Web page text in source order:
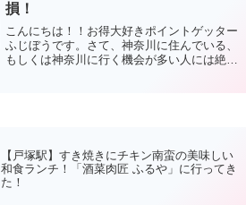
損！
こんにちは！！お得大好きポイントゲッター
ふじぼうです。さて、神奈川に住んでいる、
もしくは神奈川に行く機会が多い人には絶対
【戸塚駅】すき焼きにチキン南蛮の美味しい
和食ランチ！「酒菜肉匠 ふるや」に行ってき
た！